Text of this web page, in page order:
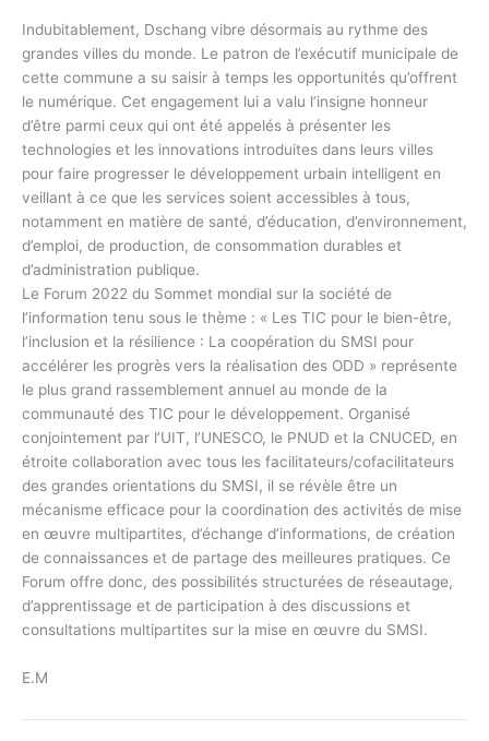
Indubitablement, Dschang vibre désormais au rythme des
grandes villes du monde. Le patron de l’exécutif municipale de
cette commune a su saisir à temps les opportunités qu’offrent
le numérique. Cet engagement lui a valu l’insigne honneur
d’être parmi ceux qui ont été appelés à présenter les
technologies et les innovations introduites dans leurs villes
pour faire progresser le développement urbain intelligent en
veillant à ce que les services soient accessibles à tous,
notamment en matière de santé, d’éducation, d’environnement,
d’emploi, de production, de consommation durables et
d’administration publique.
Le Forum 2022 du Sommet mondial sur la société de
l’information tenu sous le thème : « Les TIC pour le bien-être,
l’inclusion et la résilience : La coopération du SMSI pour
accélérer les progrès vers la réalisation des ODD » représente
le plus grand rassemblement annuel au monde de la
communauté des TIC pour le développement. Organisé
conjointement par l’UIT, l’UNESCO, le PNUD et la CNUCED, en
étroite collaboration avec tous les facilitateurs/cofacilitateurs
des grandes orientations du SMSI, il se révèle être un
mécanisme efficace pour la coordination des activités de mise
en œuvre multipartites, d’échange d’informations, de création
de connaissances et de partage des meilleures pratiques. Ce
Forum offre donc, des possibilités structurées de réseautage,
d’apprentissage et de participation à des discussions et
consultations multipartites sur la mise en œuvre du SMSI.
E.M